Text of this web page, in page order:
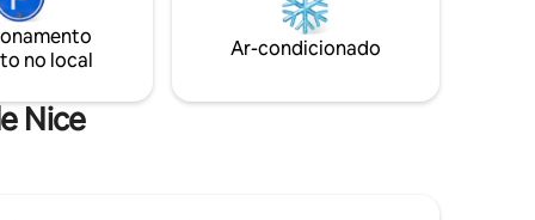
no local
Ar-condicionado
Nice